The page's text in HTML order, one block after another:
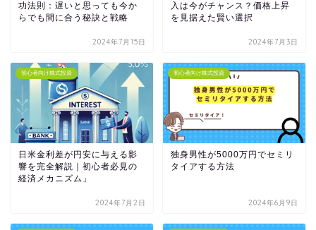
功法則：遅いと思っても今か
らでも間に合う秘訣と戦略
2024年7月15日
入は今がチャンス？価格上昇
を見据えた賢い選択
2024年7月3日
初心者向け株式投資
日米金利差が円安に与える影
響を完全解説｜初心者必見の
経済メカニズム」
2024年7月2日
初心者向け株式投資
独身男性が5000万円でセミリ
タイアする方法
2024年6月9日